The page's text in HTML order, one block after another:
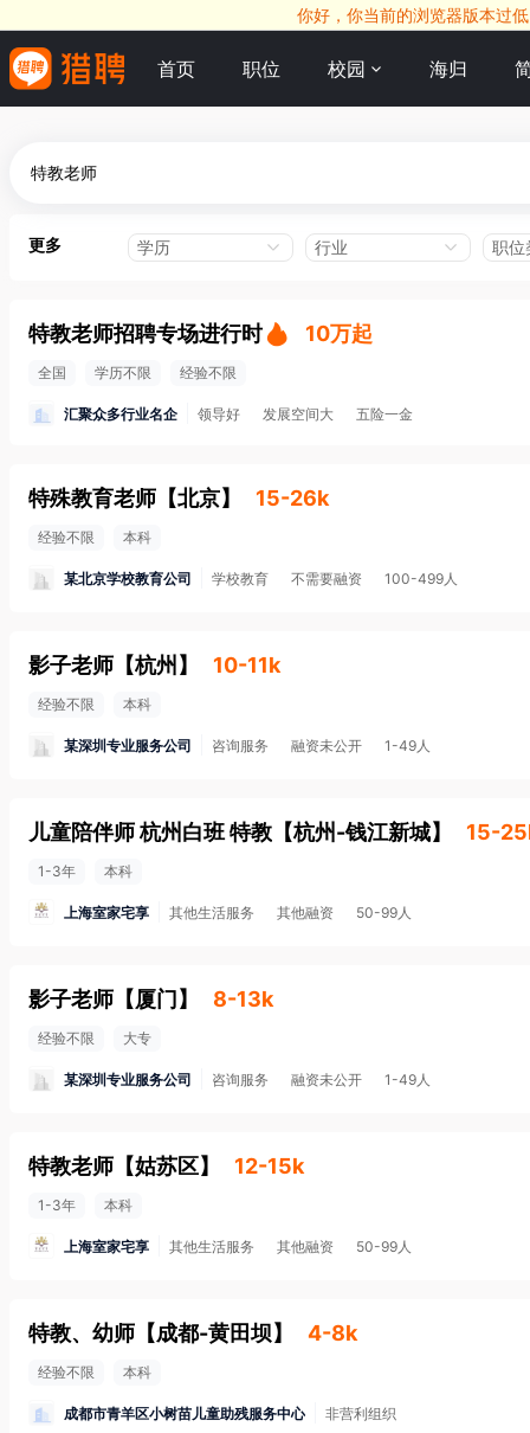
你好，你当前的浏览器版本过
首页 职位 校园 海归
更多 学历 行业 职位
特教老师招聘专场进行时 10万起
全国 学历不限 经验不限
汇聚众多行业名企 领导好 发展空间大 五险一金
特殊教育老师 【北京】 15-26k
经验不限 本科
某北京学校教育公司 学校教育 不需要融资 100-499人
影子老师 【杭州 】 10-11k
经验不限 本科
某深圳专业服务公司 咨询服务 融资未公开 1-49人
儿童陪伴师 杭州白班 特教 【杭州-钱江新城】 15-
1-3年 本科
上海室家宅享 其他生活服务 其他融资 50-99人
影子老师 【厦门 】 8-13k
经验不限 大专
某深圳专业服务公司 咨询服务 融资未公开 1-49人
特教老师 【姑苏区】 12-15k
1-3年 本科
上海室家宅享 其他生活服务 其他融资 50-99人
特教、幼师 【成都-黄田坝】 4-8k
经验不限 本科
成都市青羊区小树苗儿童助残服务中心 非营利组织